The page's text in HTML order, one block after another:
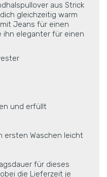
aus Strick
gleichzeitig warm
Jeans für einen
ihn eleganter für einen
und erfüllt
ersten Waschen leicht
für dieses
die Lieferzeit je